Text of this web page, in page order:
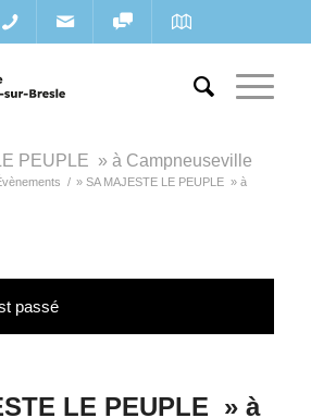
PEUPLE » à Campneuseville
/ » SA MAJESTE LE PEUPLE » à
passé
LE PEUPLE » à